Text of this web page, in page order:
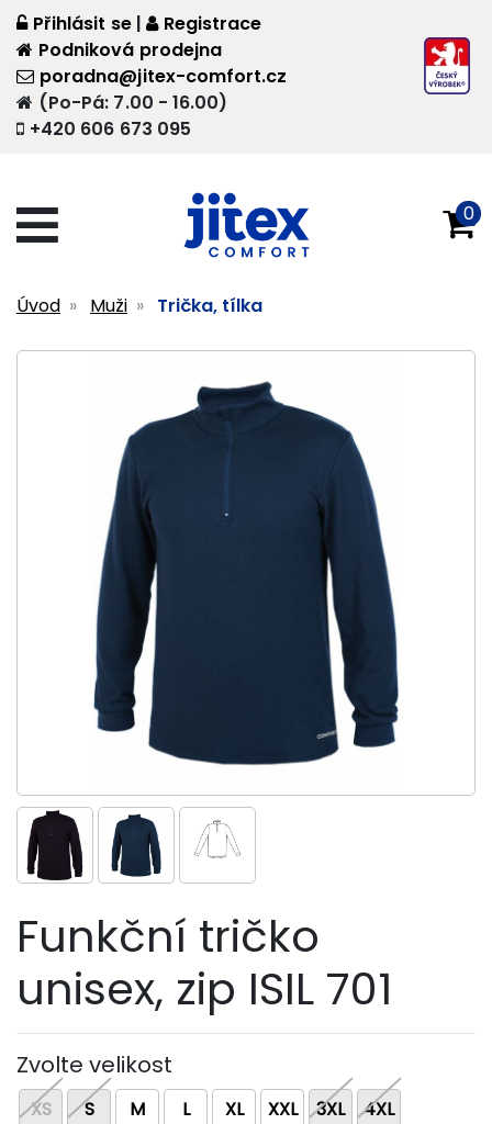
+420 606 673 095
(Po-Pá: 7.00 - 16.00)
poradna@jitex-comfort.cz
Přihlásit se |
Registrace
Podniková prodejna
0
Úvod Muži Trička, tílka
Funkční tričko
unisex, zip ISIL 701
Zvolte velikost
XS S M L XL XXL 3XL
4XL